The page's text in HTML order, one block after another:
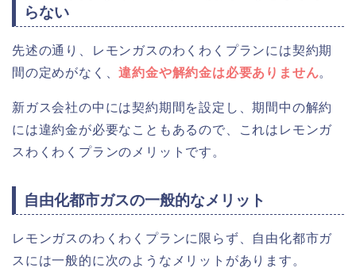
らない
先述の通り、レモンガスのわくわくプランには契約期
間の定めがなく、違約金や解約金は必要ありません。
新ガス会社の中には契約期間を設定し、期間中の解約
には違約金が必要なこともあるので、これはレモンガ
スわくわくプランのメリットです。
自由化都市ガスの一般的なメリット
レモンガスのわくわくプランに限らず、自由化都市ガ
スには一般的に次のようなメリットがあります。